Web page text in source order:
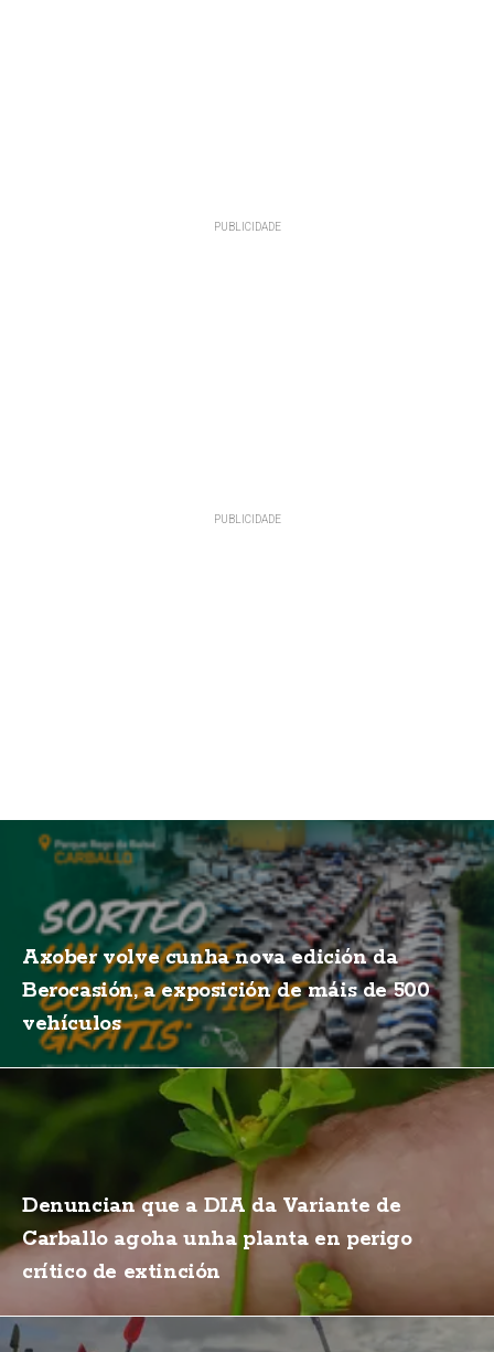
Axober volve cunha nova edición da
Berocasión, a exposición de máis de 500
vehículos
Denuncian que a DIA da Variante de
Carballo agoha unha planta en perigo
crítico de extinción